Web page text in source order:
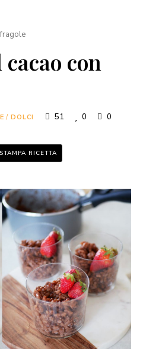
con
/ DOLCI 51 0 0
STAMPA RICETTA